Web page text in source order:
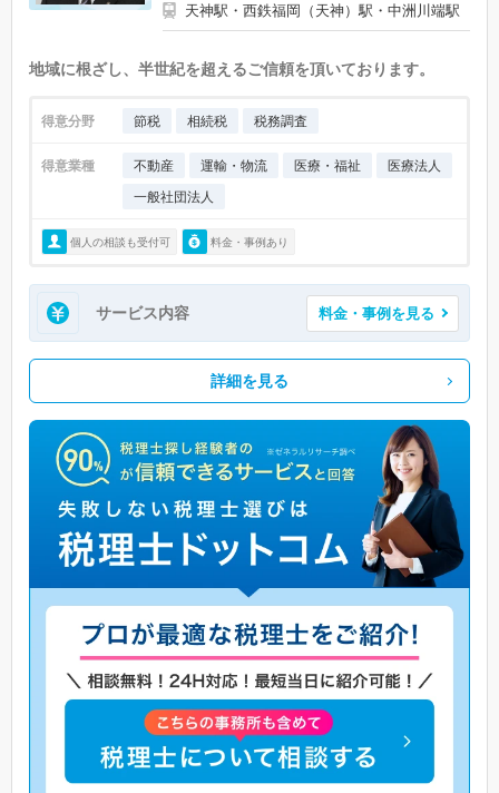
天神駅・西鉄福岡（天神）駅・中洲川端駅
地域に根ざし、半世紀を超えるご信頼を頂いております。
得意分野 節税 相続税 税務調査
得意業種 不動産 運輸・物流 医療・福祉
医療法人
一般社団法人
個人の相談も受付可 料金・事例あり
サービス内容 料金・事例を見る
詳細を見る